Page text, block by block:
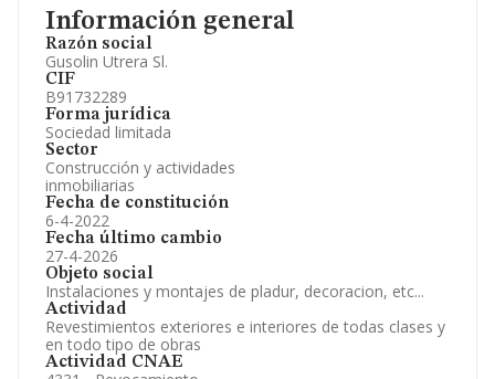
Información general
Razón social
Gusolin Utrera Sl.
CIF
B91732289
Forma jurídica
Sociedad limitada
Sector
Construcción y actividades
inmobiliarias
Fecha de constitución
6-4-2022
Fecha último cambio
27-4-2026
Objeto social
Instalaciones y montajes de pladur, decoracion, etc...
Actividad
Revestimientos exteriores e interiores de todas clases y
en todo tipo de obras
Actividad CNAE
Información oficial y registral complementaria.